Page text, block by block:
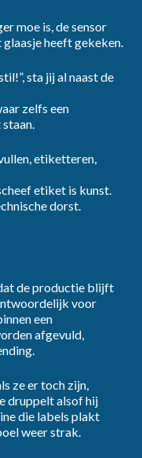
moe is, de sensor
heeft gekeken.
sta jij al naast de
zelfs een
etiketteren,
etiket is kunst.
dorst.
de productie blijft
voor
een
afgevuld,
ze er toch zijn,
druppelt alsof hij
die labels plakt
weer strak.